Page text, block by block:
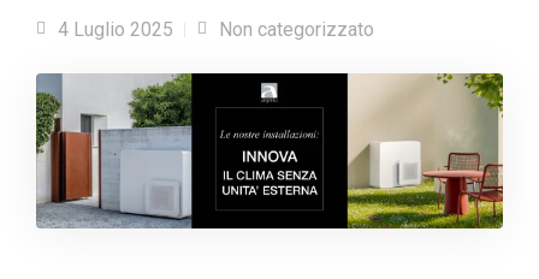
4 Luglio 2025 Non categorizzato